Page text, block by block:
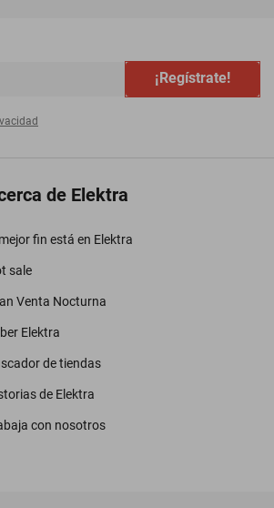
¡Regístrate!
de Elektra
fin está en Elektra
sale
Venta Nocturna
Elektra
de tiendas
de Elektra
con nosotros